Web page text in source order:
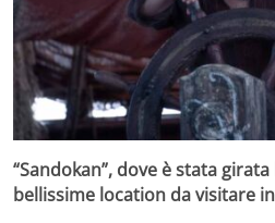
“Sandokan”, dove è stata
bellissime location da visitare